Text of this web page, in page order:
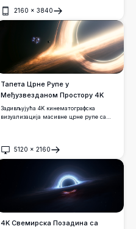
филма Интерстелар. Свемирска станица
и планета орбитирају у близини,
окружене интензивним савијањем
светлости гравитацијом у дубоком
2160 × 3840
Отвори
Тапета Црне Рупе у
Међузвезданом Простору 4K
Задивљујућа 4K кинематографска
визуализација масивне црне рупе са
запањујућим детаљима ултра-високе
резолуције на позадини космичке
5120 × 2160
Отвори
4K Свемирска Позадина са